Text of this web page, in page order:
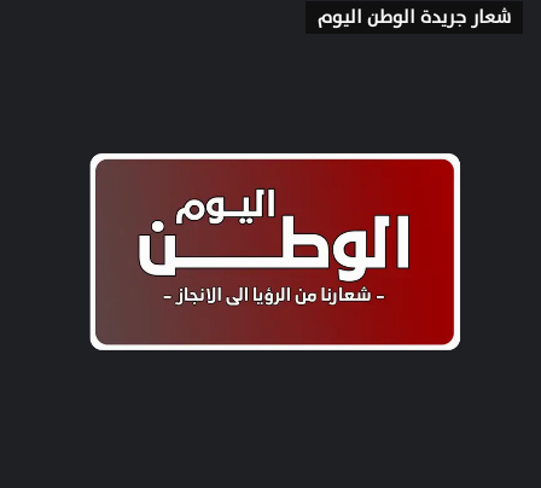
شعار جريدة الوطن اليوم